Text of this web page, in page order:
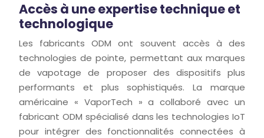
Accès à une expertise technique et
technologique
Les fabricants ODM ont souvent accès à des
technologies de pointe, permettant aux marques
de vapotage de proposer des dispositifs plus
performants et plus sophistiqués. La marque
américaine « VaporTech » a collaboré avec un
fabricant ODM spécialisé dans les technologies IoT
pour intégrer des fonctionnalités connectées à